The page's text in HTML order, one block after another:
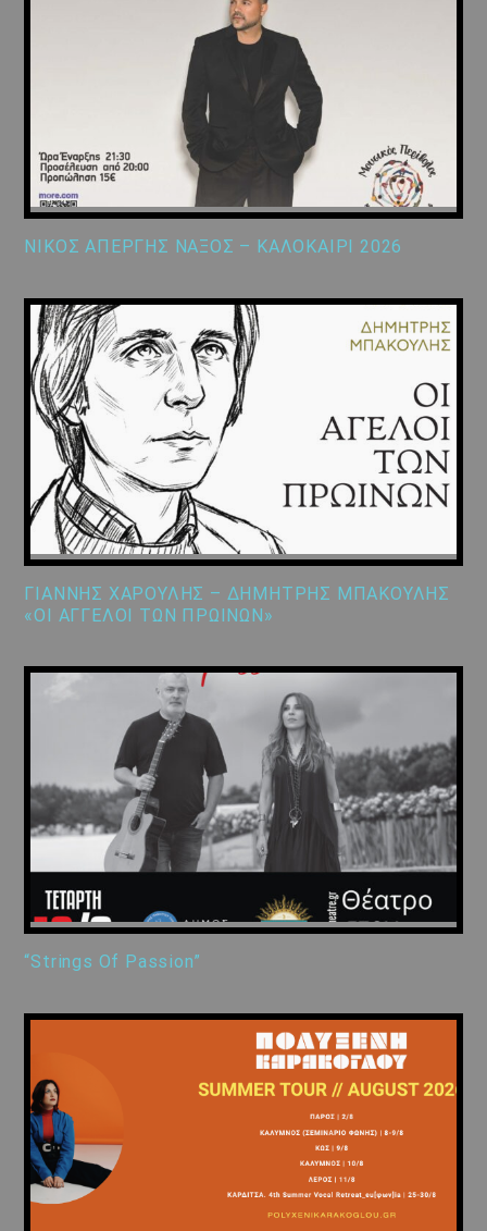
ΝΙΚΟΣ ΑΠΕΡΓΗΣ ΝΑΞΟΣ – ΚΑΛΟΚΑΙΡΙ 2026
ΓΙΑΝΝΗΣ ΧΑΡΟΥΛΗΣ – ΔΗΜΗΤΡΗΣ ΜΠΑΚΟΥΛΗΣ
«ΟΙ ΑΓΓΕΛΟΙ ΤΩΝ ΠΡΩΙΝΩΝ»
“Strings Of Passion”